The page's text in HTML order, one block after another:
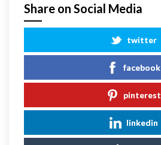
Share on Social Media
twitter
facebook
pinterest
linkedin